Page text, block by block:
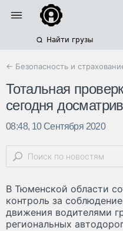
Найти грузы
← Безопасность и
Тотальная
сегодня
08:48, 10 Сентября 2020
В Тюменской области
контроль за
движения водителями
региональных